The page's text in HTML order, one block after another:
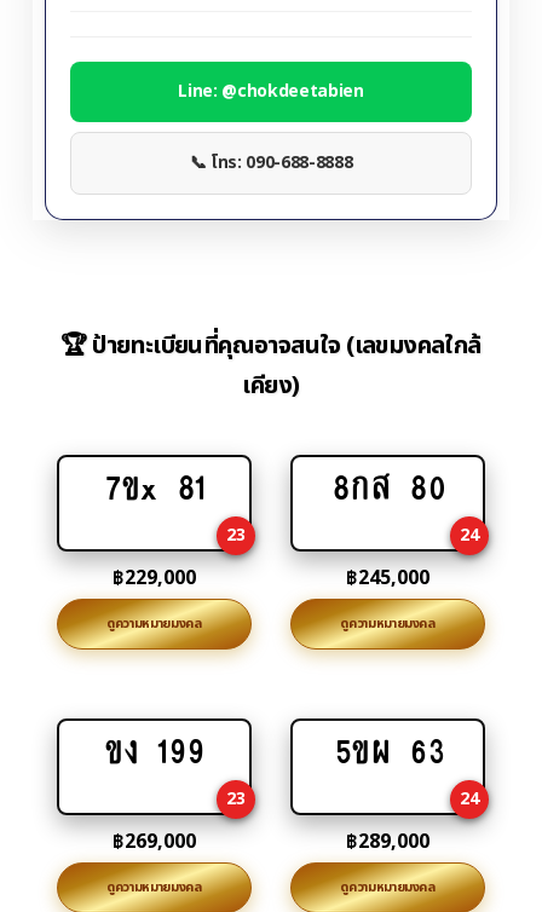
Line: @chokdeetabien
📞 โทร: 090-688-8888
🏆 ป้ายทะเบียนที่คุณอาจสนใจ (เลขมงคลใกล้
เคียง)
Add
cart
7ขx 81
23
฿229,000
ดูความหมายมงคล
Add
cart
8กส 80
24
฿245,000
ดูความหมายมงคล
Add
cart
ขง 199
23
฿269,000
ดูความหมายมงคล
Add
cart
5ขผ 63
24
฿289,000
ดูความหมายมงคล